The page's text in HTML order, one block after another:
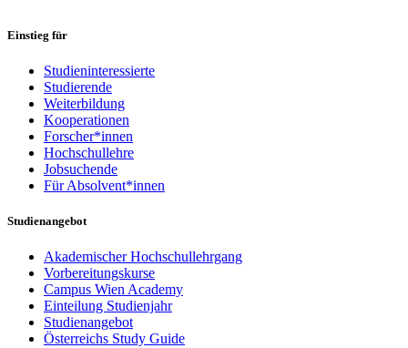
Einstieg für
Studieninteressierte
Studierende
Weiterbildung
Kooperationen
Forscher*innen
Hochschullehre
Jobsuchende
Für Absolvent*innen
Studienangebot
Akademischer Hochschullehrgang
Vorbereitungskurse
Campus Wien Academy
Einteilung Studienjahr
Studienangebot
Österreichs Study Guide